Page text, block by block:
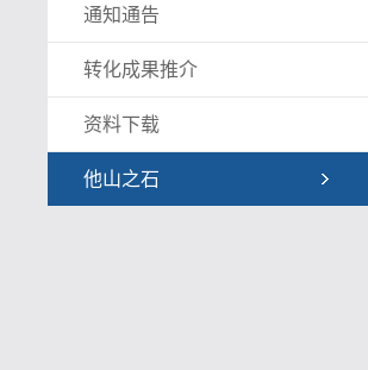
通知通告
转化成果推介
资料下载
他山之石